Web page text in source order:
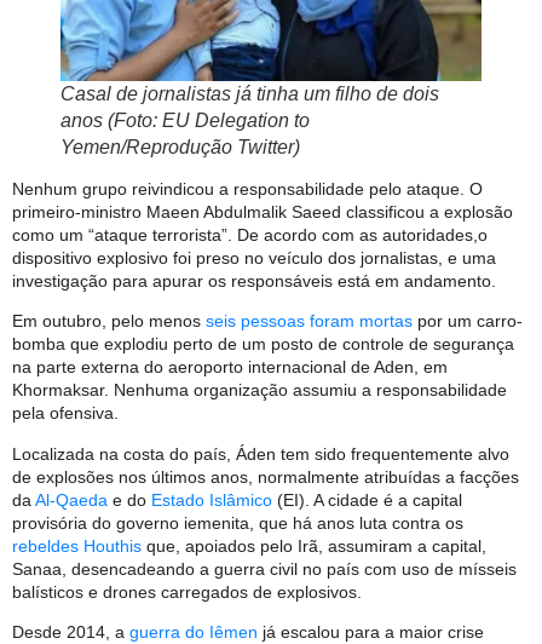
Casal de jornalistas já tinha um filho de dois
anos (Foto: EU Delegation to
Yemen/Reprodução Twitter)
Nenhum grupo reivindicou a responsabilidade pelo ataque. O
primeiro-ministro Maeen Abdulmalik Saeed classificou a explosão
como um “ataque terrorista”. De acordo com as autoridades, o
dispositivo explosivo foi preso no veículo dos jornalistas, e uma
investigação para apurar os responsáveis está em andamento.
Em outubro, pelo menos seis pessoas foram mortas por um carro-
bomba que explodiu perto de um posto de controle de segurança
na parte externa do aeroporto internacional de Aden, em
Khormaksar. Nenhuma organização assumiu a responsabilidade
pela ofensiva.
Localizada na costa do país, Áden tem sido frequentemente alvo
de explosões nos últimos anos, normalmente atribuídas a facções
da Al-Qaeda e do Estado Islâmico (EI). A cidade é a capital
provisória do governo iemenita, que há anos luta contra os
rebeldes Houthis que, apoiados pelo Irã, assumiram a capital,
Sanaa, desencadeando a guerra civil no país com uso de mísseis
balísticos e drones carregados de explosivos.
Desde 2014, a guerra do Iêmen já escalou para a maior crise